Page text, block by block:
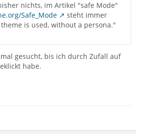
nichts, im Artikel "safe Mode"
Safe_Mode
steht immer
is used, without a persona."
gesucht, bis ich durch Zufall auf
habe.